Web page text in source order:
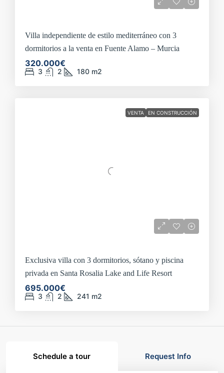
Villa independiente de estilo mediterráneo con 3
dormitorios a la venta en Fuente Alamo – Murcia
320.000€
3 2 180 m2
VENTA EN CONSTRUCCIÓN
Exclusiva villa con 3 dormitorios, sótano y piscina
privada en Santa Rosalia Lake and Life Resort
695.000€
3 2 241 m2
Schedule a tour Request Info